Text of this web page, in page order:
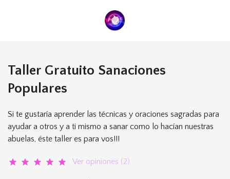
Taller Gratuito Sanaciones
Populares
Si te gustaría aprender las técnicas y oraciones sagradas para
ayudar a otros y a ti mismo a sanar como lo hacían nuestras
abuelas, éste taller es para vos!!!
star star star star star Ver opiniones (2)